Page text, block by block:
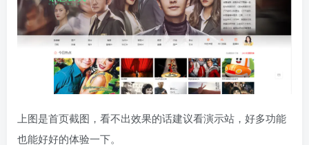
上图是首页截图，看不出效果的话建议看演示站，好多功能
也能好好的体验一下。